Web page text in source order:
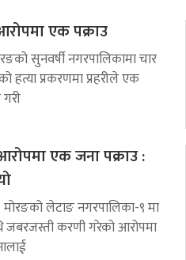
एक पक्राउ
सुनवर्षी नगरपालिकामा चार
हत्या प्रकरणमा प्रहरीले एक
एक जना पक्राउ :
लेटाङ नगरपालिका-९ मा
जबरजस्ती करणी गरेको आरोपमा